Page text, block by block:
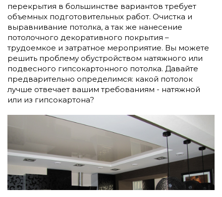
перекрытия в большинстве вариантов требует
объемных подготовительных работ. Очистка и
выравнивание потолка, а так же нанесение
потолочного декоративного покрытия –
трудоемкое и затратное мероприятие. Вы можете
решить проблему обустройством натяжного или
подвесного гипсокартонного потолка. Давайте
предварительно определимся: какой потолок
лучше отвечает вашим требованиям - натяжной
или из гипсокартона?